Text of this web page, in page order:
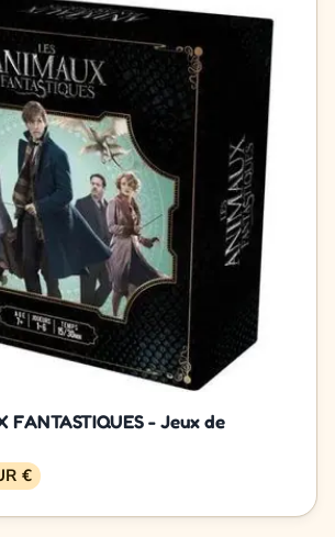
FANTASTIQUES - Jeux de
€